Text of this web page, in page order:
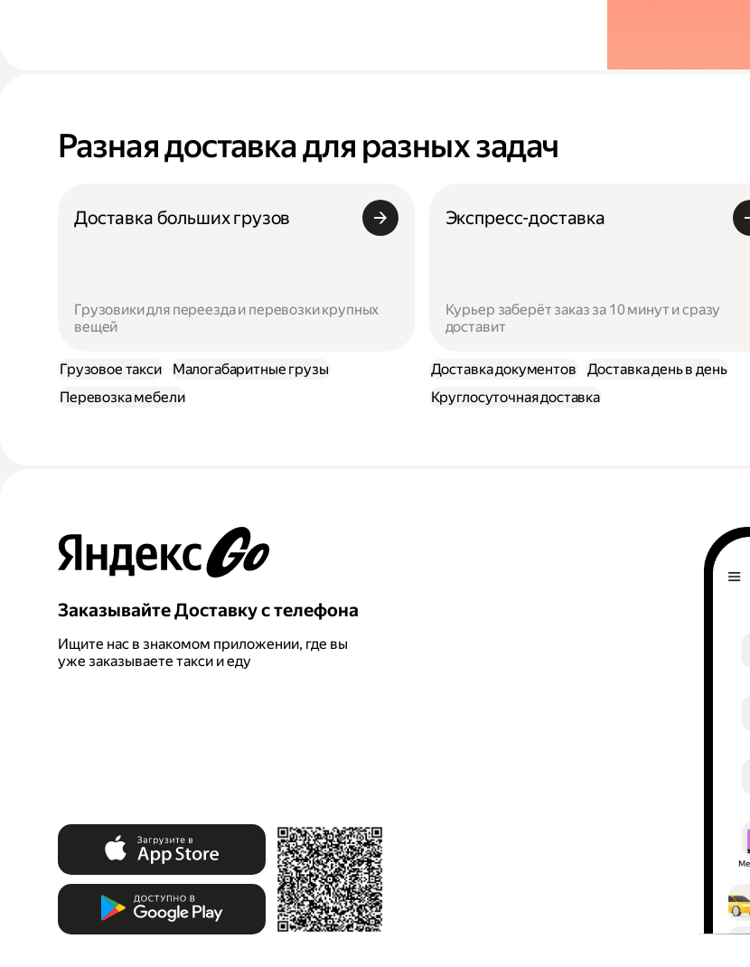
Разная доставка для разных задач
Доставка больших грузов
Грузовики для переезда и перевозки крупных
вещей
Грузовое такси
Малогабаритные грузы
Перевозка мебели
Экспресс-доставка
Курьер заберёт заказ за 10 минут и сразу
доставит
Доставка документов
Доставка день в день
Круглосуточная доставка
Заказывайте Доставку с телефона
Ищите нас в знакомом приложении, где вы
уже заказываете такси и еду